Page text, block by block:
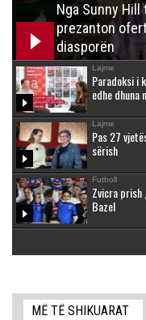
Nga Sunny Hill
prezanton
diasporën
Lajme
Paradoksi i
edhe dhuna
Lajme
Pas 27
sërish
Futboll
Zvicra prish
Bazel
MË TË SHIKUARAT